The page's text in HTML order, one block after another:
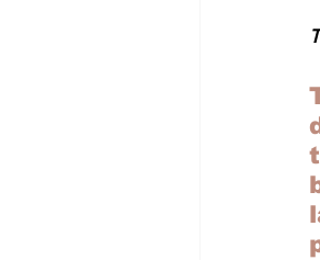
T